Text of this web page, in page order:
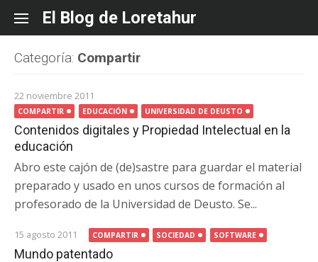
content
El Blog de Loretahur
Categoría: Compartir
22 noviembre 2011
COMPARTIR EDUCACIÓN UNIVERSIDAD DE DEUSTO
Contenidos digitales y Propiedad Intelectual en la
educación
Abro este cajón de (de)sastre para guardar el material
preparado y usado en unos cursos de formación al
profesorado de la Universidad de Deusto. Se...
15 agosto 2011 COMPARTIR SOCIEDAD SOFTWARE
Mundo patentado